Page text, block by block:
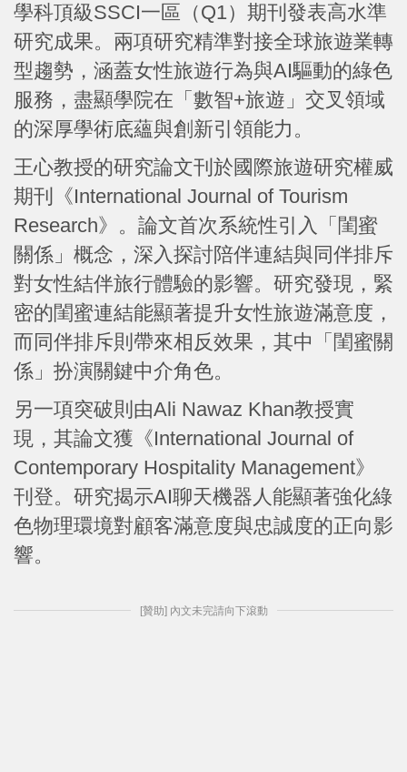
學科頂級SSCI一區（Q1）期刊發表高水準
研究成果。兩項研究精準對接全球旅遊業轉
型趨勢，涵蓋女性旅遊行為與AI驅動的綠色
服務，盡顯學院在「數智+旅遊」交叉領域
的深厚學術底蘊與創新引領能力。
王心教授的研究論文刊於國際旅遊研究權威
期刊《International Journal of Tourism
Research》。論文首次系統性引入「閨蜜
關係」概念，深入探討陪伴連結與同伴排斥
對女性結伴旅行體驗的影響。研究發現，緊
密的閨蜜連結能顯著提升女性旅遊滿意度，
而同伴排斥則帶來相反效果，其中「閨蜜關
係」扮演關鍵中介角色。
另一項突破則由Ali Nawaz Khan教授實
現，其論文獲《International Journal of
Contemporary Hospitality Management》
刊登。研究揭示AI聊天機器人能顯著強化綠
色物理環境對顧客滿意度與忠誠度的正向影
響。
[贊助] 內文未完請向下滾動